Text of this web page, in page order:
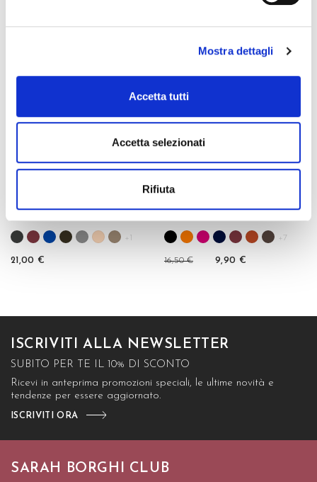
Mostra dettagli
Accetta tutti
Accetta selezionati
Rifiuta
15,00 € 21,00 €
+1
21,00 €
+7
16,50 € 9,90 €
ISCRIVITI ALLA NEWSLETTER
SUBITO PER TE IL 10% DI SCONTO
Ricevi in anteprima promozioni speciali, le ultime novità e
tendenze per essere aggiornato.
ISCRIVITI ORA
SARAH BORGHI CLUB